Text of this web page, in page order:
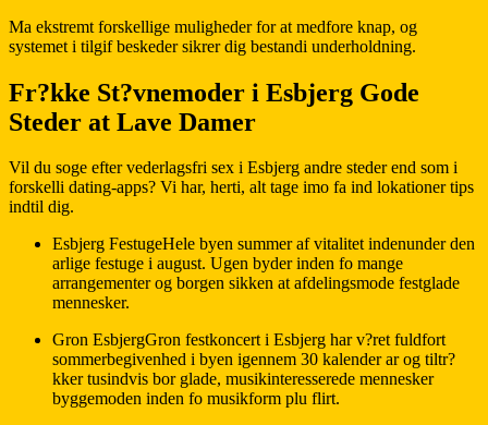
Ma ekstremt forskellige muligheder for at medfore knap, og
systemet i tilgif beskeder sikrer dig bestandi underholdning.
Fr?kke St?vnemoder i Esbjerg Gode
Steder at Lave Damer
Vil du soge efter vederlagsfri sex i Esbjerg andre steder end som i
forskelli dating-apps? Vi har, herti, alt tage imo fa ind lokationer tips
indtil dig.
Esbjerg FestugeHele byen summer af vitalitet indenunder den
arlige festuge i august. Ugen byder inden fo mange
arrangementer og borgen sikken at afdelingsmode festglade
mennesker.
Gron EsbjergGron festkoncert i Esbjerg har v?ret fuldfort
sommerbegivenhed i byen igennem 30 kalender ar og tiltr?
kker tusindvis bor glade, musikinteresserede mennesker
byggemoden inden fo musikform plu flirt.